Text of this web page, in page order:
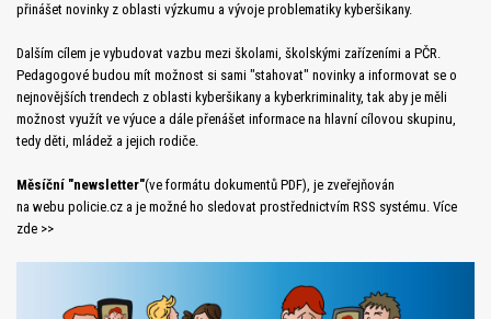
přinášet novinky z oblasti výzkumu a vývoje problematiky kyberšikany.
Dalším cílem je vybudovat vazbu mezi školami, školskými zařízeními a PČR.
Pedagogové budou mít možnost si sami "stahovat" novinky a informovat se o
nejnovějších trendech z oblasti kyberšikany a kyberkriminality, tak aby je měli
možnost využít ve výuce a dále přenášet informace na hlavní cílovou skupinu,
tedy děti, mládež a jejich rodiče.
Měsíční "newsletter"(ve formátu dokumentů PDF), je zveřejňován
na webu policie.cz a je možné ho sledovat prostřednictvím RSS systému. Více
zde >>